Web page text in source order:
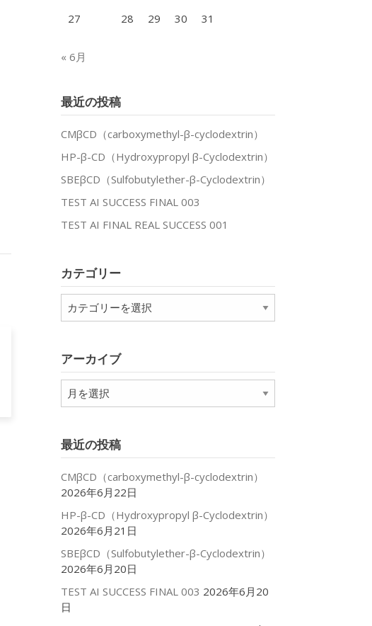
27
28 29 30 31
« 6月
最近の投稿
CMβCD（carboxymethyl-β-cyclodextrin）
HP-β-CD（Hydroxypropyl β-Cyclodextrin）
SBEβCD（Sulfobutylether-β-Cyclodextrin）
TEST AI SUCCESS FINAL 003
TEST AI FINAL REAL SUCCESS 001
カテゴリー
テ
ー
アーカイブ
ア
ー
ブ
最近の投稿
CMβCD（carboxymethyl-β-cyclodextrin）
2026年6月22日
HP-β-CD（Hydroxypropyl β-Cyclodextrin）
2026年6月21日
SBEβCD（Sulfobutylether-β-Cyclodextrin）
2026年6月20日
TEST AI SUCCESS FINAL 003 2026年6月20
日